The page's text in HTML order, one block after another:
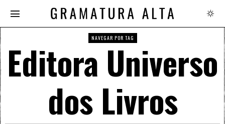
NAVEGAR POR TAG
Editora Universo
dos Livros